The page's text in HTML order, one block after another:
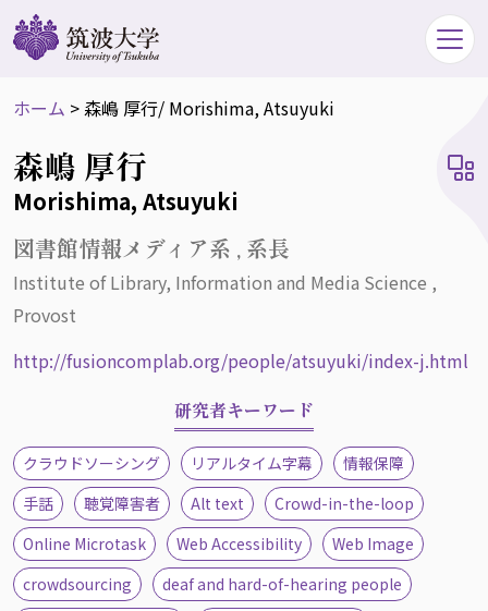
ホーム >森嶋 厚行/ Morishima, Atsuyuki
森嶋 厚行
Morishima, Atsuyuki
図書館情報メディア系 , 系長
Institute of Library, Information and Media Science ,
Provost
http://fusioncomplab.org/people/atsuyuki/index-j.html
研究者キーワード
クラウドソーシング リアルタイム字幕
情報保障
手話
聴覚障害者 Alt text
Crowd-in-the-loop
Online Microtask
Web Accessibility
Web Image
crowdsourcing
deaf and hard-of-hearing people